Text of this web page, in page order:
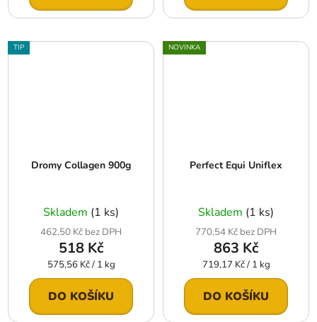
TIP
Dromy Collagen 900g
Skladem (1 ks)
462,50 Kč bez DPH
518 Kč
Měrná
cena:
575,56 Kč / 1 kg
DO KOŠÍKU
NOVINKA
Perfect Equi Uniflex
Skladem (1 ks)
770,54 Kč bez DPH
863 Kč
Měrná
cena:
719,17 Kč / 1 kg
DO KOŠÍKU